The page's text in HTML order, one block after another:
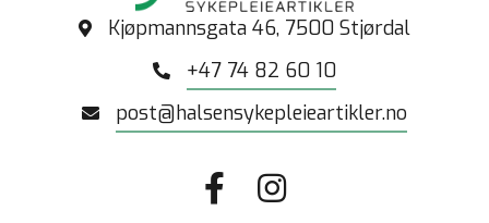
Kjøpmannsgata 46, 7500 Stjørdal
+47 74 82 60 10
post@halsensykepleieartikler.no
Gå til vår Facebook
Gå til vår Instagram